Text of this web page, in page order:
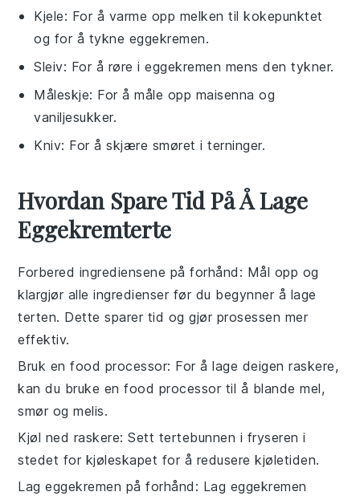
Kjele: For å varme opp melken til kokepunktet
og for å tykne eggekremen.
Sleiv: For å røre i eggekremen mens den tykner.
Måleskje: For å måle opp maisenna og
vaniljesukker.
Kniv: For å skjære smøret i terninger.
Hvordan Spare Tid På Å Lage
Eggekremterte
Forbered ingrediensene på forhånd : Mål opp og
klargjør alleingredienser før du begynner å lage
terten. Dette sparer tid og gjør prosessen mer
effektiv.
Bruk en food processor: For å lage deigen raskere,
kan du bruke enfood processor til å blandemel,
smør ogmelis.
Kjøl ned raskere: Sett tertebunnen i fryseren i
stedet for kjøleskapet for å redusere kjøletiden.
Lag eggekremen på forhånd : Lag eggekremen